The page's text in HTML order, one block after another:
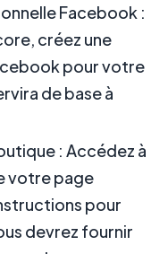
Facebook :
créez une
pour votre
de base à
: Accédez à
votre page
pour
devrez fournir